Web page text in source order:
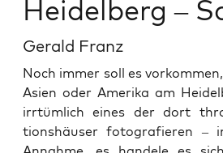
Heidelberg –
Gerald Franz
Noch immer soll es
Asien oder Ameri­ka am
irrtüm­lich eines der dort
tionshäuser fotografieren –